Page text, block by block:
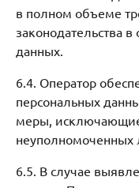
в полном объеме
законодательства
данных.
6.4. Оператор
персональных
меры,
неуполномоченных
6.5. В случае